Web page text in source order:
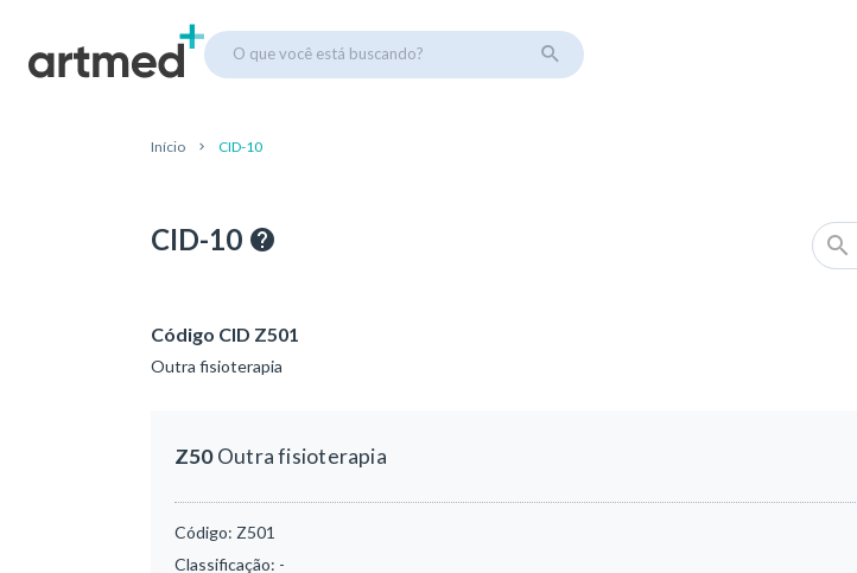
O que você está buscando?
Início CID-10
CID-10
Código CID Z501
Outra fisioterapia
Z50Outra fisioterapia
Código: Z501
Classificação: -